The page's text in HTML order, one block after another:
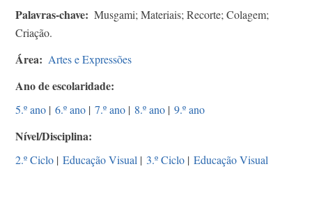
Palavras-chave
Musgami; Materiais; Recorte; Colagem;
Criação.
Área Artes e Expressões
Ano de escolaridade
5.º ano | 6.º ano | 7.º ano | 8.º ano | 9.º ano
Nível/Disciplina
2.º Ciclo | Educação Visual | 3.º Ciclo | Educação Visual